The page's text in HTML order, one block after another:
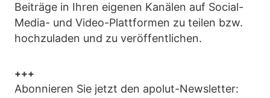
Beiträge in Ihren eigenen Kanälen auf Social-
Media- und Video-Plattformen zu teilen bzw.
hochzuladen und zu veröffentlichen.
+++
Abonnieren Sie jetzt den apolut-Newsletter: